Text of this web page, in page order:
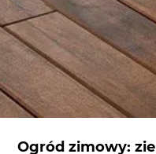
Ogród zimowy: